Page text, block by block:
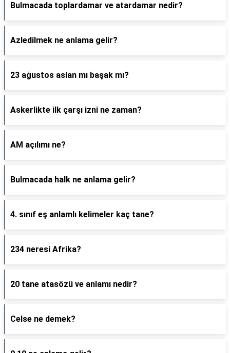
Bulmacada toplardamar ve atardamar nedir?
Azledilmek ne anlama gelir?
23 ağustos aslan mı başak mı?
Askerlikte ilk çarşı izni ne zaman?
AM açılımı ne?
Bulmacada halk ne anlama gelir?
4. sınıf eş anlamlı kelimeler kaç tane?
234 neresi Afrika?
20 tane atasözü ve anlamı nedir?
Celse ne demek?